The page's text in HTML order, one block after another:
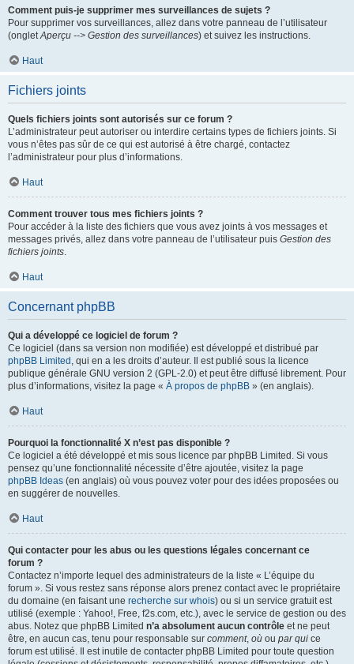
Comment puis-je supprimer mes surveillances de sujets ?
Pour supprimer vos surveillances, allez dans votre panneau de l’utilisateur
(ongletAperçu --> Gestion des surveillances) et suivez les instructions.
Haut
Fichiers joints
Quels fichiers joints sont autorisés sur ce forum ?
L’administrateur peut autoriser ou interdire certains types de fichiers joints. Si
vous n’êtes pas sûr de ce qui est autorisé à être chargé, contactez
l’administrateur pour plus d’informations.
Haut
Comment trouver tous mes fichiers joints ?
Pour accéder à la liste des fichiers que vous avez joints à vos messages et
messages privés, allez dans votre panneau de l’utilisateur puis Gestion des
fichiers joints.
Haut
Concernant phpBB
Qui a développé ce logiciel de forum ?
Ce logiciel (dans sa version non modifiée) est développé et distribué par
phpBB Limited , qui en a les droits d’auteur. Il est publié sous la licence
publique générale GNU version 2 (GPL-2.0) et peut être diffusé librement. Pour
plus d’informations, visitez la page « À propos de phpBB » (en anglais).
Haut
Pourquoi la fonctionnalité X n’est pas disponible ?
Ce logiciel a été développé et mis sous licence par phpBB Limited. Si vous
pensez qu’une fonctionnalité nécessite d’être ajoutée, visitez la page
phpBB Ideas (en anglais) où vous pouvez voter pour des idées proposées ou
en suggérer de nouvelles.
Haut
Qui contacter pour les abus ou les questions légales concernant ce
forum ?
Contactez n’importe lequel des administrateurs de la liste « L’équipe du
forum ». Si vous restez sans réponse alors prenez contact avec le propriétaire
du domaine (en faisant une recherche sur whois) ou si un service gratuit est
utilisé (exemple : Yahoo!, Free, f2s.com, etc.), avec le service de gestion ou des
abus. Notez que phpBB Limited n’a absolument aucun contrôle et ne peut
être, en aucun cas, tenu pour responsable sur comment, où ou par qui ce
forum est utilisé. Il est inutile de contacter phpBB Limited pour toute question